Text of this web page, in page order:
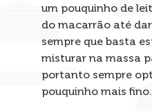
um pouquinho de
do macarrão até
sempre que basta
misturar na massa
portanto sempre
pouquinho mais fino.